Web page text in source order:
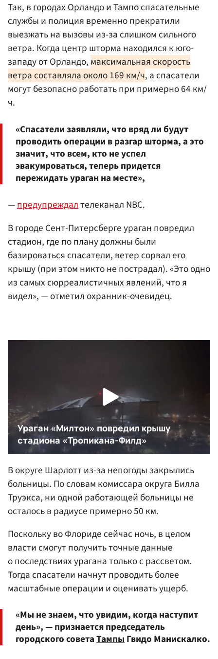
Так, вгородах Орландои Тампо спасательные
службы и полиция временно прекратили
выезжать на вызовы из-за слишком сильного
ветра. Когда центр шторма находился к юго-
западу от Орландо, максимальная скорость
ветра составляла около 169 км/ч, а спасатели
могут безопасно работать при примерно 64 км/
ч.
«Спасатели заявляли, что вряд ли будут
проводить операции в разгар шторма, а это
значит, что всем, кто не успел
эвакуироваться, теперь придется
пережидать ураган на месте»,
—предупреждалтелеканал NBC.
В городе Сент-Питерсберге ураган повредил
стадион, где по плану должны были
базироваться спасатели, ветер сорвал его
крышу (при этом никто не пострадал). «Это одно
из самых сюрреалистичных явлений, что я
видел», — отметил охранник-очевидец.
В округе Шарлотт из-за непогоды закрылись
больницы. По словам комиссара округа Билла
Труэкса, ни одной работающей больницы не
осталось в радиусе примерно 50 км.
Поскольку во Флориде сейчас ночь, в целом
власти смогут получить точные данные
о последствиях урагана только с рассветом.
Тогда спасатели начнут проводить более
масштабные операции и оценивать ущерб.
«Мы не знаем, что увидим, когда наступит
день», — признается председатель
городского советаТампыГвидо Манискалко.